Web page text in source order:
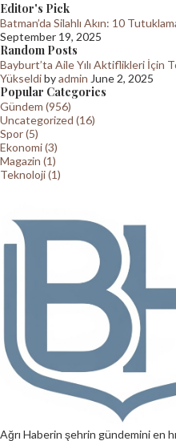
Editor's Pick
Batman’da Silahlı Akın: 10
September 19, 2025
Random Posts
Bayburt’ta Aile Yılı Aktiflikleri İçin
Yükseldibyadmin June 2, 2025
Popular Categories
Gündem (956)
Uncategorized (16)
Spor (5)
Ekonomi (3)
Magazin (1)
Teknoloji (1)
Ağrı Haberin şehrin gündemini en